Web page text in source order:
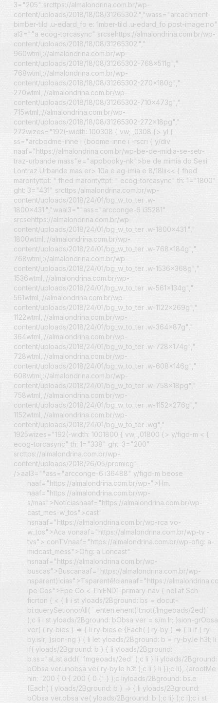
3="205" srcttps://almalondrina.com.br/wp-
content/uploads/2018/18/08/31265302.","wass="arcachment-
bimber-tild .u-edard_fo e: 1mber-tild .u-edard_fo post-image:no"
al3=""a ecog-torcasync" srcsehttps://almalondrina.com.br/wp-
content/uploads/2018/18/08/31265302.","
960wtml,://almalondrina.com.br/wp-
content/uploads/2018/18/08/31265302-768x511g","
768wtml,://almalondrina.com.br/wp-
content/uploads/2018/18/08/31265302-270x180g","
270wtml,://almalondrina.com.br/wp-
content/uploads/2018/18/08/31265302-710x473g","
715wtml,://almalondrina.com.br/wp-
content/uploads/2018/18/08/31265302-272x18pg","
272wizes="192(-width: 100308 { vw; ,0308 {> yl {
ss="arcbodme-inne i {bodme-inne i -rscri { y/div
naaf="https://almalondrina.com.br/wp-be-de-midia-se-setr-
traz-urbande mass"e="appbooky-nk">be de mímia do Sesi
Lontraz Urbande mas er> 10a e ag-imia e 8/18lii<< { fhed
marorityttpt: " fhed marorityttpt: " ecog-torcasync" th: 1="1800"
ght: 3="431" srcttps:/almalondrina.com.br/wp-
content/uploads/2018/24/01/bg_w_to_ter .w-
1800x431.","waal3=""ass="arcconge-6 i35281"
srcsehttps://almalondrina.com.br/wp-
content/uploads/2018/24/01/bg_w_to_ter .w-1800x431.","
1800wtml,://almalondrina.com.br/wp-
content/uploads/2018/24/01/bg_w_to_ter .w-768x184g","
768wtml,://almalondrina.com.br/wp-
content/uploads/2018/24/01/bg_w_to_ter .w-1536x368g","
1536wtml,://almalondrina.com.br/wp-
content/uploads/2018/24/01/bg_w_to_ter .w-561x134g","
561wtml,://almalondrina.com.br/wp-
content/uploads/2018/24/01/bg_w_to_ter .w-1122x269g","
1122wtml,://almalondrina.com.br/wp-
content/uploads/2018/24/01/bg_w_to_ter .w-364x87g","
364wtml,://almalondrina.com.br/wp-
content/uploads/2018/24/01/bg_w_to_ter .w-728x174g","
728wtml,://almalondrina.com.br/wp-
content/uploads/2018/24/01/bg_w_to_ter .w-608x146g","
608wtml,://almalondrina.com.br/wp-
content/uploads/2018/24/01/bg_w_to_ter .w-758x18pg","
758wtml,://almalondrina.com.br/wp-
content/uploads/2018/24/01/bg_w_to_ter .w-1152x276g","
1152wtml,://almalondrina.com.br/wp-
content/uploads/2018/24/01/bg_w_to_ter .wg","
1925wizes="192(-width: 1001800 { vw; ,01800 {> y/figd-m < {
ecog-torcasync" th: 1="338" ght: 3="200"
srcttps://almalondrina.com.br/wp-
content/uploads/2018/26/05/promicg"
/>aal3=""ass="arcconge-6 i36488" y/figd-m beose
naaf="https://almalondrina.com.br/wp-">Hm.
naaf="https://almalondrina.com.br/wp-
s/mas">Notíciasnaaf="https://almalondrina.com.br/wp-
cast_mes-w_tos">cast"
hsnaaf="https://almalondrina.com.br/wp-rca vo-
w_tos">Aca vonaaf="https://almalondrina.com.br/wp-tv -
tvs"> conTVnaaf="https://almalondrina.com.br/wp-ofig: a-
midcast_mess">Ofig: a Loncast"
hsnaaf="https://almalondrina.com.br/wp-
buscas">Buscanaaf="https://almalondrina.com.br/wp-
nsparent)!cias">Tsparentê!cianaaf="https://
ipe Cos">Epe Co < ThiEND1-primary-nav { nel:af Sch-
ficrton { < { li i st yloads/2Bground: bs = docut-
bi.querySetionorAll( `.enten.enent)!t:not(.1mgeoads/2ed)`
);c li i st yloads/2Bground: bObsa ver = s/m Ir; }sion-grObsa
ver( ( ry-bies ) => { li ry-bies.e {Each( ( ry-by ) => { li if ( ry-
by.isIr; }sion-ng ) { li let yloads/2Bground: b = ry-by.le h3t; li
if( yloads/2Bground: b ) { li yloads/2Bground:
b.ss="aList.add( '1mgeoads/2ed' );c li } li yloads/2Bground:
bObsa ver.unobsa ve( ry-by.le h3t );c li } li });c li}, {arootMe
hin: '200 { 0 { 200 { 0 {' } );c liyloads/2Bground: bs.e
{Each( ( yloads/2Bground: b ) => { li yloads/2Bground:
bObsa ver.obsa ve( yloads/2Bground: b );c li} );c l};c i st